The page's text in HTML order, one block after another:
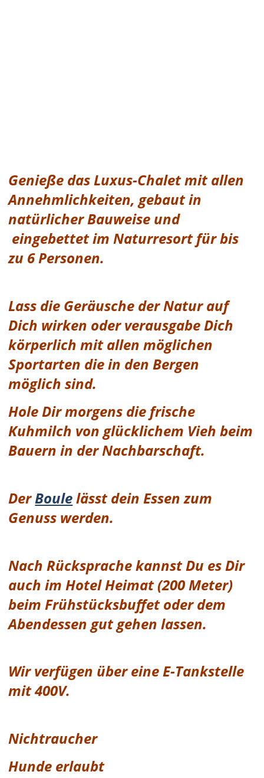
Genieße das Luxus-Chalet mit allen
Annehmlichkeiten, gebaut in
natürlicher Bauweise und
eingebettet im Naturresort für bis
zu 6 Personen.
Lass die Geräusche der Natur auf
Dich wirken oder verausgabe Dich
körperlich mit allen möglichen
Sportarten die in den Bergen
möglich sind.
Hole Dir morgens die frische
Kuhmilch von glücklichem Vieh beim
Bauern in der Nachbarschaft.
DerBoulelässt dein Essen zum
Genuss werden.
Nach Rücksprache kannst Du es Dir
auch im Hotel Heimat (200 Meter)
beim Frühstücksbuffet oder dem
Abendessen gut gehen lassen.
Wir verfügen über eine E-Tankstelle
mit 400V.
Nichtraucher
Hunde erlaubt